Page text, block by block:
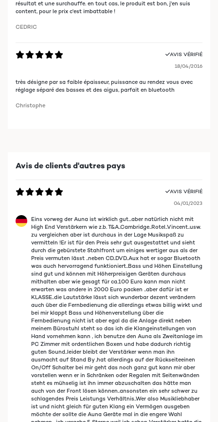
résultat et une surchauffe. en tout cas, le produit est bon, j'en suis
content, pour le prix c'est imbattable !
CEDRIC
AVIS VÉRIFIÉ
18/04/2016
très désigne par sa faible épaisseur, puissance au rendez vous avec
réglage séparé des basses et des aigus, parfait en bluetooth
Christophe
Avis de clients d'autres pays
AVIS VÉRIFIÉ
04/01/2023
Eins vorweg der Auna ist wirklich gut...aber natürlich nicht mit
High End Verstärkern wie z.b. T&A..Cambridge..Rotel..Vincent..usw.
zu vergleichen aber ist durchaus in der Lage Musikspaß zu
vermitteln !Er ist für den Preis sehr gut ausgestattet und sieht
durch die gebürstete Stahlfront um einiges wertiger aus als der
Preis vermuten lässt ..neben CD..DVD..Aux hat er sogar Bluetooth
was auch hervorragend funktioniert..Bass und Höhen Einstellung
sind gut und können mit Höherpreisigen Geräten durchaus
mithalten aber wie gesagt für ca.100 Euro kann man nicht
erwarten was andere in 2000 Euro packen ..aber dafür ist er
KLASSE..die Lautstärke lässt sich wunderbar dezent verändern
auch über die Fernbedienung die allerdings etwas billig wirkt und
bei mir klappt Bass und Höhenverstellung über die
Fernbedienung nicht ist aber egal da die Anlage direkt neben
meinem Bürostuhl steht so das ich die Klangeinstellungen von
Hand vornehmen kann , ich benutze den Auna als Zweitanlage im
PC Zimmer mit ordentlichen Boxen und habe dadurch richtig
guten Sound..leider bleibt der Verstärker wenn man ihn
ausmacht auf Stand By ,hat allerdings auf der Rückseiteeinen
On/Off Schalter bei mir geht das noch ganz gut kann mir aber
vorstellen wenn er in Schränken oder Regalen mit Seitenwänden
steht es mühselig ist ihn immer abzuschalten das hätte man
auch von der Front lösen können..ansonsten ein sehr schwer zu
schlagendes Preis Leistungs Verhältnis..Wer also Musikliebhaber
ist und nicht gleich für guten Klang ein Vermögen ausgeben
möchte der sollte die Auna Geräte mal in die engere Wahl